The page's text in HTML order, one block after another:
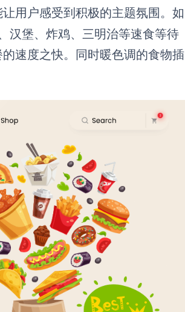
用户感受到积极的主题氛围。如
汉堡、炸鸡、三明治等速食等待
速度之快。同时暖色调的食物插